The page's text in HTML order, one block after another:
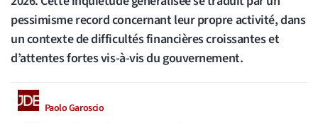
pessimisme record concernant leur propre activité, dans
un contexte de difficultés financières croissantes et
d’attentes fortes vis-à-vis du gouvernement.
Paolo Garoscio